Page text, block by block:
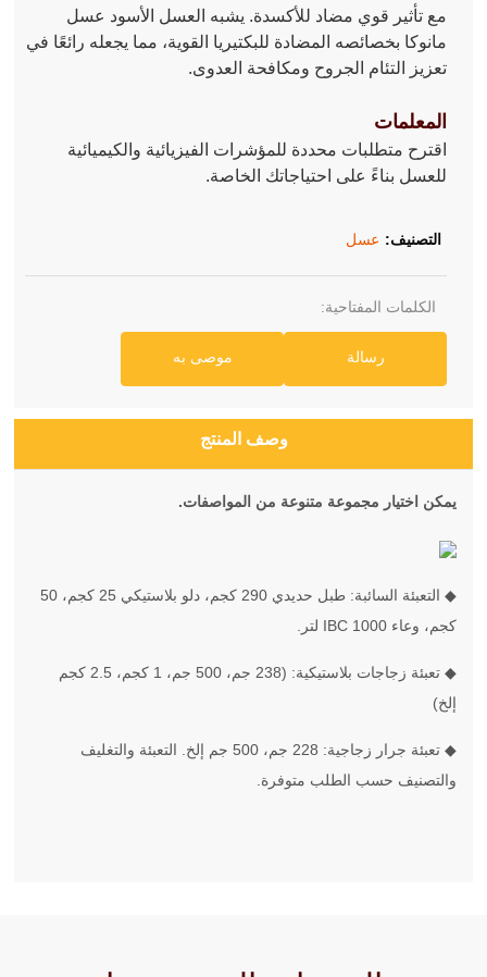
مع تأثير قوي مضاد للأكسدة. يشبه العسل الأسود عسل
مانوكا بخصائصه المضادة للبكتيريا القوية، مما يجعله رائعًا في
تعزيز التئام الجروح ومكافحة العدوى.
المعلمات
اقترح متطلبات محددة للمؤشرات الفيزيائية والكيميائية
للعسل بناءً على احتياجاتك الخاصة.
التصنيف: عسل
الكلمات المفتاحية:
رسالة موصى به
وصف المنتج
يمكن اختيار مجموعة متنوعة من المواصفات.
◆ التعبئة السائبة: طبل حديدي 290 كجم، دلو بلاستيكي 25 كجم، 50
كجم، وعاء IBC 1000 لتر.
◆ تعبئة زجاجات بلاستيكية: (238 جم، 500 جم، 1 كجم، 2.5 كجم
إلخ)
◆ تعبئة جرار زجاجية: 228 جم، 500 جم إلخ. التعبئة والتغليف
والتصنيف حسب الطلب متوفرة.